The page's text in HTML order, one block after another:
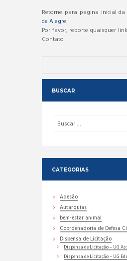
Retorne para pagina inicial da
de Alegre
Por favor, reporte quaisquer
Contato
BUSCAR
CATEGORIAS
Adesão
Autarquias
bem-estar animal
Coordenadoria de Defesa
Dispensa de Licitação
Dispensa de Licitação – UG
Dispensa de Licitação – UG